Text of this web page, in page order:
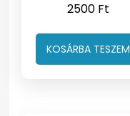
2500 Ft
KOSÁRBA TESZEM